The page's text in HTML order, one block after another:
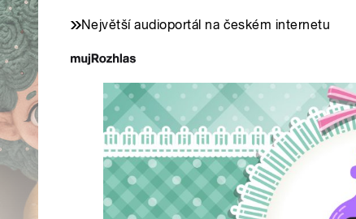
Největší audioportál na českém internetu